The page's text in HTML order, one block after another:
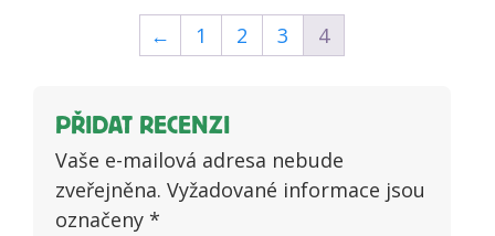
3z 5
← 1 2 3 4
PŘIDAT RECENZI
Vaše e-mailová adresa nebude
zveřejněna. Vyžadované informace jsou
označeny *